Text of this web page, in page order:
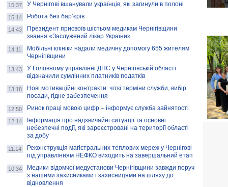
Золота тварина: видання Forbes
написало про чернігівця Патрона: хто і
скільки на ньому заробляє? І куди
витрачають?
15:37 У Чернігові вшанували українців, які загинули в полоні
15:14 Робота без бар’єрів
14:43
Президент присвоїв шістьом медикам Чернігівщини
звання «Заслужений лікар України»
14:11
Мобільні клініки надали медичну допомогу 655 жителям
Чернігівщини
13:43
У Головному управлінні ДПС у Чернігівській області
відзначили сумлінних платників податків
13:18
Нові мотиваційні контракти: чіткі терміни служби, вибір
посади, гідне забезпечення
12:50 Ринок праці мовою цифр – інформує служба зайнятості
12:14
Інформація про надзвичайні ситуації та основні
небезпечні події, які зареєстровані на території області
за добу
11:14
Реконструкція магістральних теплових мереж у Чернігові
під управлінням НЕФКО виходить на завершальний етап
10:34
Медики відомчої медустанови Чернігівщини завжди поруч
з нашими захисниками і захисницями на шляху до
відновлення